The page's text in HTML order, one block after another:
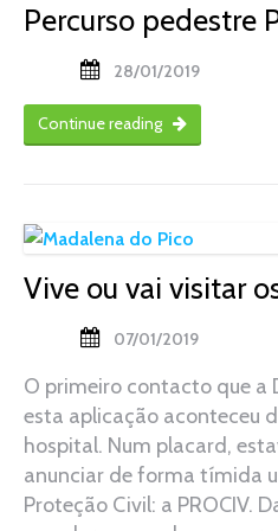
Percurso pedestre
28/01/2019
Continue reading
Vive ou vai visitar
07/01/2019
O primeiro contacto que a
esta aplicação aconteceu
hospital. Num placard,
anunciar de forma tímida
Proteção Civil: a PROCIV.